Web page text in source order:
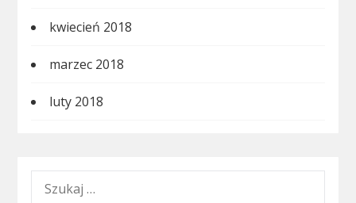
kwiecień 2018
marzec 2018
luty 2018
SZUKAJ: